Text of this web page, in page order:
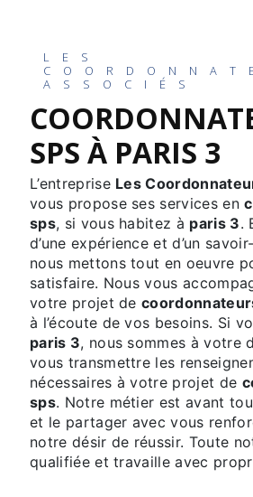
LES
ASSOCIÉS
SPS À PARIS 3
L’entreprise Les
vous propose ses services en
sps, si vous habitez à paris 3.
d’une expérience et d’un
nous mettons tout en oeuvre
satisfaire. Nous vous
votre projet de
à l’écoute de vos besoins. Si
paris 3, nous sommes à votre
vous transmettre les
nécessaires à votre projet de
sps. Notre métier est avant
et le partager avec vous
notre désir de réussir. Toute
qualifiée et travaille avec